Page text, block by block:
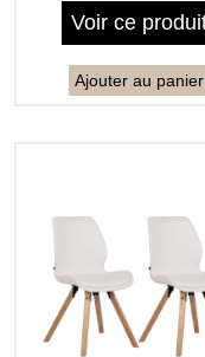
Voir ce
Ajouter au panier